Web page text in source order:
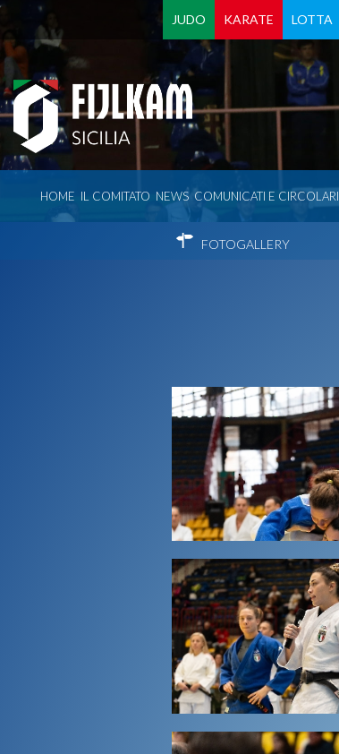
JUDO KARATE LOTTA
HOME IL COMITATO NEWS COMUNICATI E CIRCOLARI
FOTOGALLERY